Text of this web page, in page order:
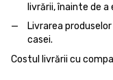
livrării, înainte de a
Livrarea
casei.
Costul livrării cu